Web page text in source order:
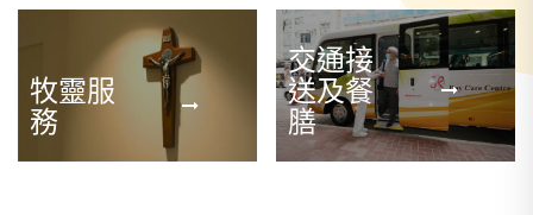
牧靈服
務
交通接
送及餐
膳